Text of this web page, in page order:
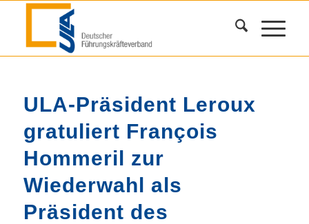
ULA-Präsident Leroux
gratuliert François
Hommeril zur
Wiederwahl als
Präsident des